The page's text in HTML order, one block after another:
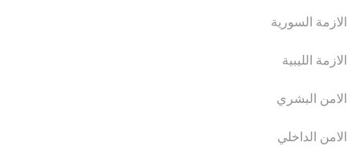
الازمة السورية
الازمة الليبية
الامن البشري
الامن الداخلي